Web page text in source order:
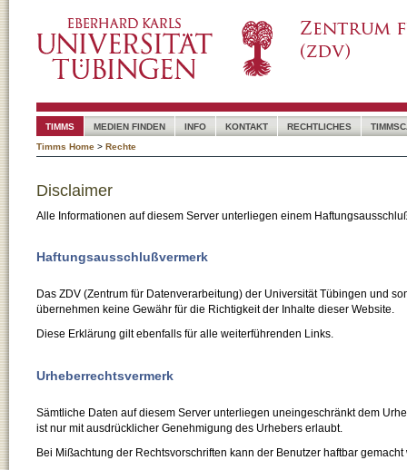
TIMMS MEDIEN FINDEN INFO KONTAKT RECHTLICHES
Timms Home > Rechte
Disclaimer
Alle Informationen auf diesem Server unterliegen einem
Haftungsausschlußvermerk
Das ZDV (Zentrum für Datenverarbeitung) der Universität Tübingen und
übernehmen keine Gewähr für die Richtigkeit der Inhalte dieser Website.
Diese Erklärung gilt ebenfalls für alle weiterführenden Links.
Urheberrechtsvermerk
Sämtliche Daten auf diesem Server unterliegen uneingeschränkt dem
ist nur mit ausdrücklicher Genehmigung des Urhebers erlaubt.
Bei Mißachtung der Rechtsvorschriften kann der Benutzer haftbar gemacht